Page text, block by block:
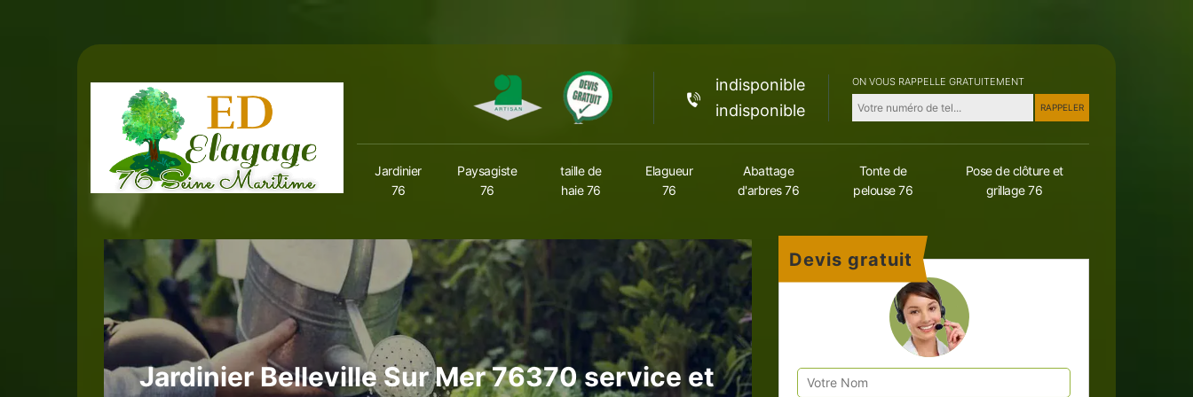
indisponible
indisponible
ON VOUS RAPPELLE GRATUITEMENT
Jardinier
76
Paysagiste
76
taille de
haie 76
Elagueur
76
Abattage
d'arbres 76
Tonte de
pelouse 76
Pose de clôture et
grillage 76
Jardinier Belleville Sur Mer 76370 service et
Devis gratuit